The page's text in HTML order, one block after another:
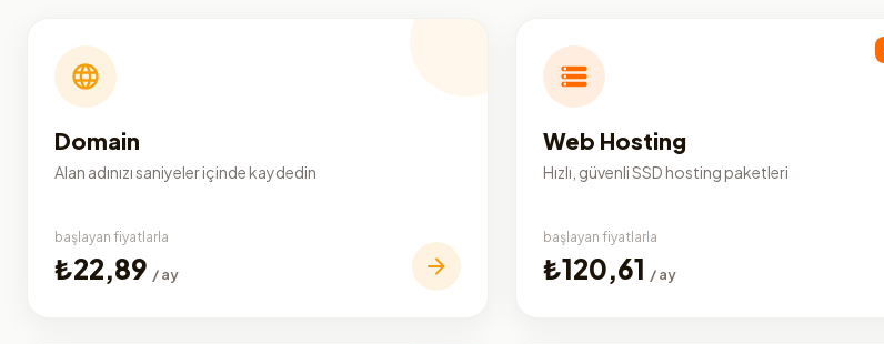
Domain
Alan adınızı saniyeler içinde kaydedin
başlayan fiyatlarla
₺22,89 / ay
Web Hosting
Hızlı, güvenli SSD hosting paketleri
başlayan fiyatlarla
₺120,61 / ay